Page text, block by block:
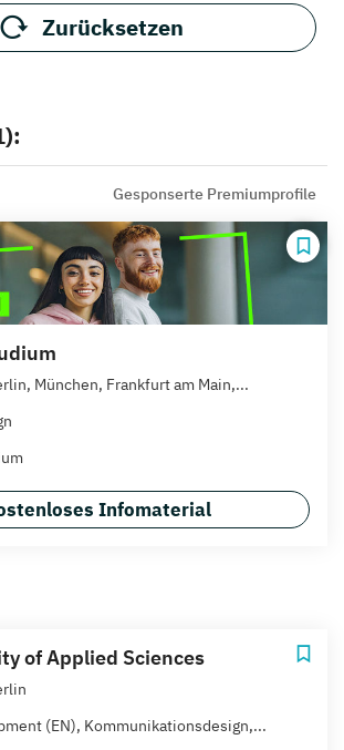
Zurücksetzen
Gesponserte Premiumprofile
München, Frankfurt am Main,...
Infomaterial
of Applied Sciences
(EN), Kommunikationsdesign,...